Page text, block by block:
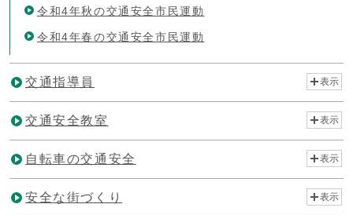
令和4年秋の交通安全市民運動
令和4年春の交通安全市民運動
交通指導員 表示
交通安全教室 表示
自転車の交通安全 表示
安全な街づくり 表示